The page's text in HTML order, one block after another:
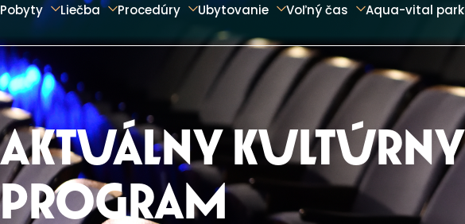
Pobyty Liečba Procedúry Ubytovanie Voľný čas Aqua-vital park
AKTUÁLNY KULTÚRNY
PROGRAM